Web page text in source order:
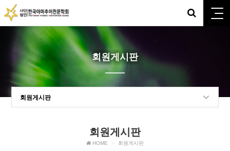
회원게시판
회원게시판
회원게시판
HOME 회원게시판